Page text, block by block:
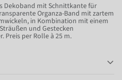
Dekoband mit Schnittkante für
Organza-Band mit zartem
in Kombination mit einem
und Gestecken
Preis per Rolle à 25 m.